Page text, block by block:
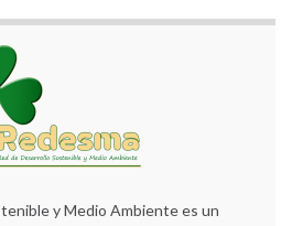
y Medio Ambiente es un